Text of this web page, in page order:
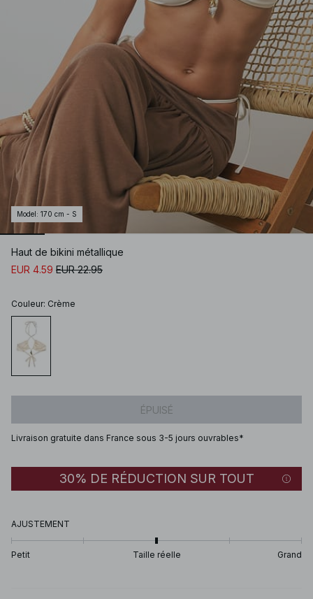
Model : 170 cm - S
Haut de bikini métallique
EUR 4.59 EUR 22.95
Couleur: Crème
ÉPUISÉ
Livraison gratuite dans France sous 3-5 jours ouvrables*
30% DE RÉDUCTION SUR TOUT
AJUSTEMENT
Petit Taille réelle Grand